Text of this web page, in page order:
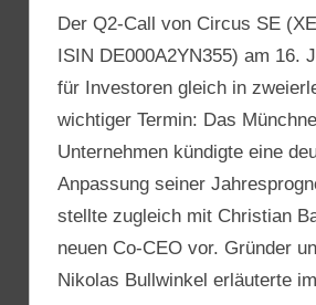
Der Q2-Call von Circus SE
ISIN DE000A2YN355) am 16.
für Investoren gleich in
wichtiger Termin: Das
Unternehmen kündigte eine
Anpassung seiner
stellte zugleich mit Christian
neuen Co-CEO vor. Gründer
Nikolas Bullwinkel erläuterte im